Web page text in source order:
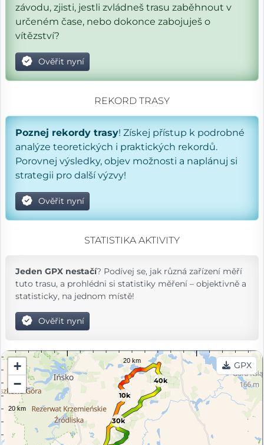
závodu, zjisti, jestli zvládneš trasu zaběhnout v
určeném čase, nebo dokonce zabojuješ o
vítězství?
Ověřit nyní
REKORD TRASY
Poznej rekordy trasy! Získej přístup k podrobné
analýze teoretických i praktických rekordů.
Porovnej výsledky, objev možnosti a naplánuj si
strategii pro další výzvy!
Ověřit nyní
STATISTIKA AKTIVITY
Jeden GPX nestačí? Podívej se, jak různá zařízení měří
tuto trasu, a prohlédni si statistiky měření – objektivně a
statisticky, na jednom místě!
Ověřit nyní
40k
10k
30k
+
−
GPX